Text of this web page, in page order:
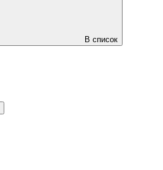
В список